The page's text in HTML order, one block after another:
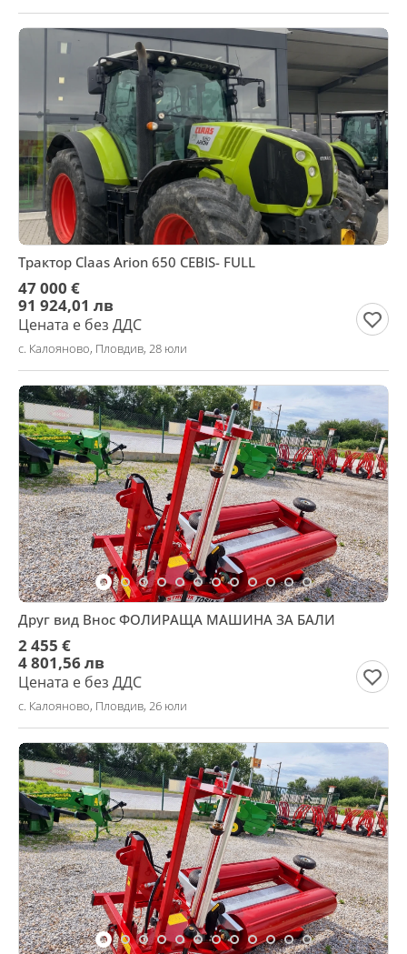
Трактор Claas Arion 650 CEBIS- FULL
47 000 €
91 924,01 лв
Цената е без ДДС
с. Калояново, Пловдив, 28 юли
Друг вид Внос ФОЛИРАЩА МАШИНА ЗА БАЛИ
2 455 €
4 801,56 лв
Цената е без ДДС
с. Калояново, Пловдив, 26 юли